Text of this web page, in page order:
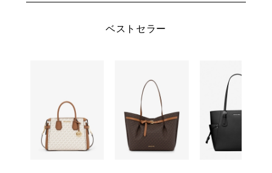
ベストセラー